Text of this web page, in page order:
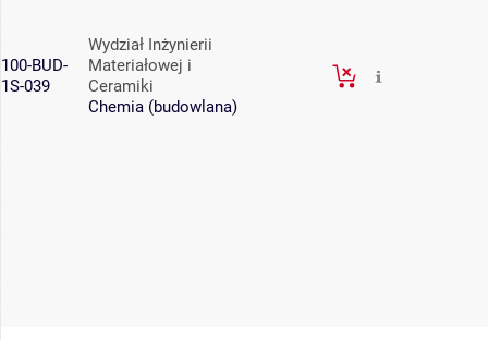
100-BUD-
1S-039
Wydział Inżynierii
Materiałowej i
Ceramiki
Chemia (budowlana)